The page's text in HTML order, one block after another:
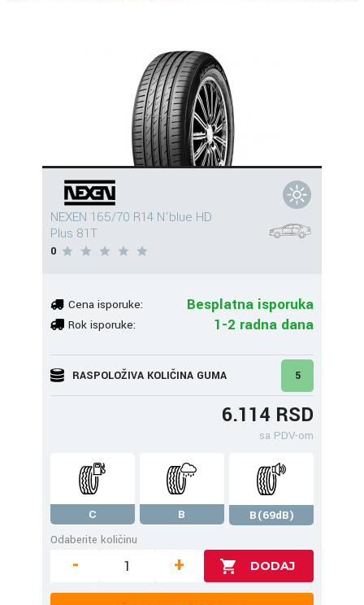
NEXEN 165/70 R14 N'blue HD
Plus 81T
0
Cena isporuke: Besplatna isporuka
Rok isporuke: 1-2 radna dana
RASPOLOŽIVA KOLIČINA GUMA 5
6.114 RSD
sa PDV-om
C B
B(69dB)
Odaberite količinu
- +